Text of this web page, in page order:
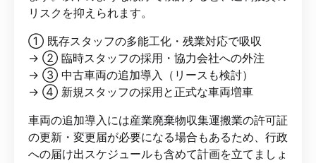
リスクを抑えられます。
① 既存スタッフの多能工化・残業対応で吸収
→ ② 臨時スタッフの採用・協力会社への外注
→ ③ 中古車両の追加導入（リースも検討）
→ ④ 新規スタッフの採用と正式な車両増車
車両の追加導入には産業廃棄物収集運搬業の許可証
の更新・変更届が必要になる場合もあるため、行政
への届け出スケジュールも含めて計画を立てましょ